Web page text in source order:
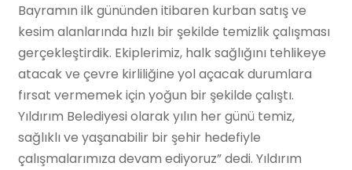
Bayramın ilk gününden itibaren kurban satış ve
kesim alanlarında hızlı bir şekilde temizlik çalışması
gerçekleştirdik. Ekiplerimiz, halk sağlığını tehlikeye
atacak ve çevre kirliliğine yol açacak durumlara
fırsat vermemek için yoğun bir şekilde çalıştı.
Yıldırım Belediyesi olarak yılın her günü temiz,
sağlıklı ve yaşanabilir bir şehir hedefiyle
çalışmalarımıza devam ediyoruz” dedi. Yıldırım